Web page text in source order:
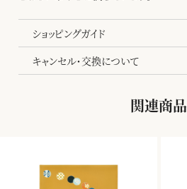
ショッピングガイド
キャンセル・交換について
関連商品